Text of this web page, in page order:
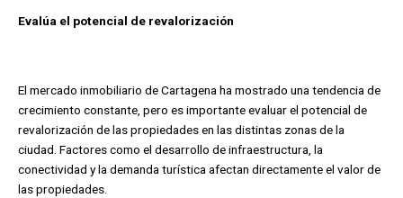
Evalúa el potencial de revalorización
El mercado inmobiliario de Cartagena ha mostrado una tendencia de
crecimiento constante, pero es importante evaluar el potencial de
revalorización de las propiedades en las distintas zonas de la
ciudad. Factores como el desarrollo de infraestructura, la
conectividad y la demanda turística afectan directamente el valor de
las propiedades.